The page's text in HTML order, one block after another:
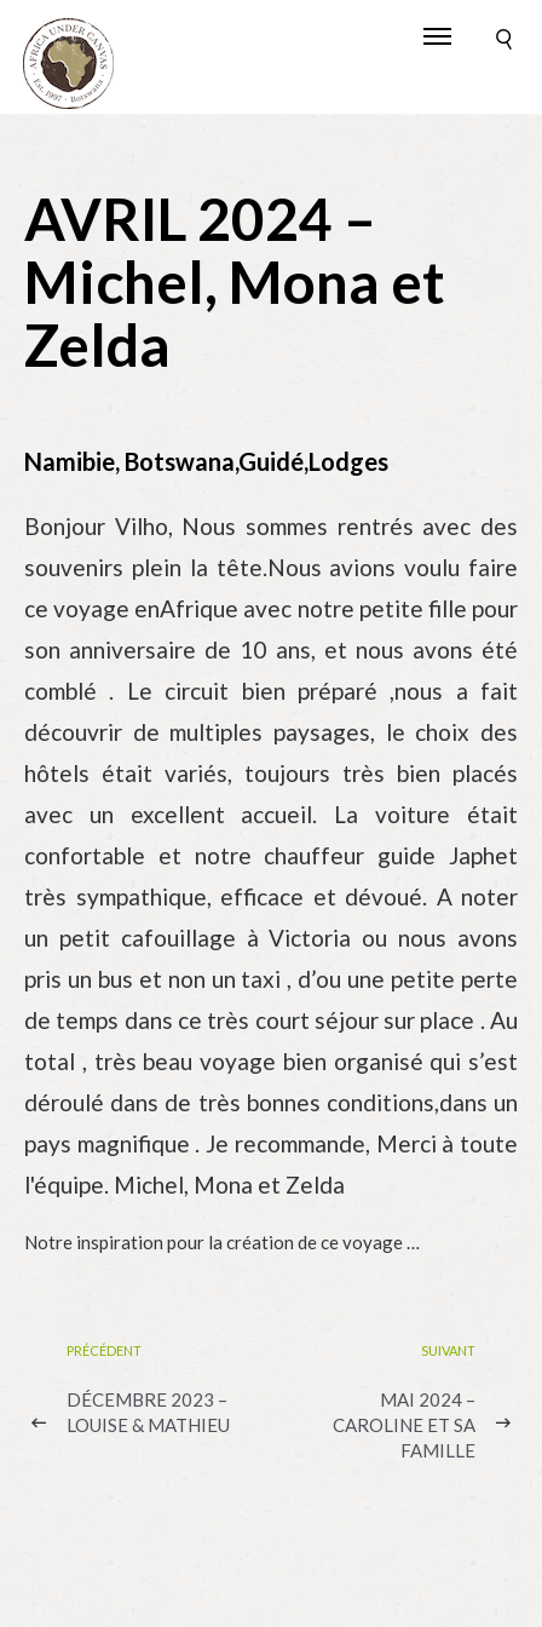
AVRIL 2024 –
Michel, Mona et
Zelda
Namibie, Botswana,Guidé,Lodges
Bonjour Vilho, Nous sommes rentrés avec des
souvenirs plein la tête.Nous avions voulu faire
ce voyage enAfrique avec notre petite fille pour
son anniversaire de 10 ans, et nous avons été
comblé . Le circuit bien préparé ,nous a fait
découvrir de multiples paysages, le choix des
hôtels était variés, toujours très bien placés
avec un excellent accueil. La voiture était
confortable et notre chauffeur guide Japhet
très sympathique, efficace et dévoué. A noter
un petit cafouillage à Victoria ou nous avons
pris un bus et non un taxi , d’ou une petite perte
de temps dans ce très court séjour sur place . Au
total , très beau voyage bien organisé qui s’est
déroulé dans de très bonnes conditions,dans un
pays magnifique . Je recommande, Merci à toute
l'équipe. Michel, Mona et Zelda
Notre inspiration pour la création de ce voyage …
PRÉCÉDENT
DÉCEMBRE 2023 –
LOUISE & MATHIEU
SUIVANT
MAI 2024 –
CAROLINE ET SA
FAMILLE